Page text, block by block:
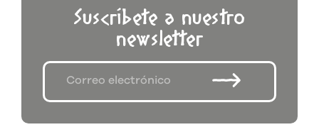
Suscríbete a nuestro
newsletter